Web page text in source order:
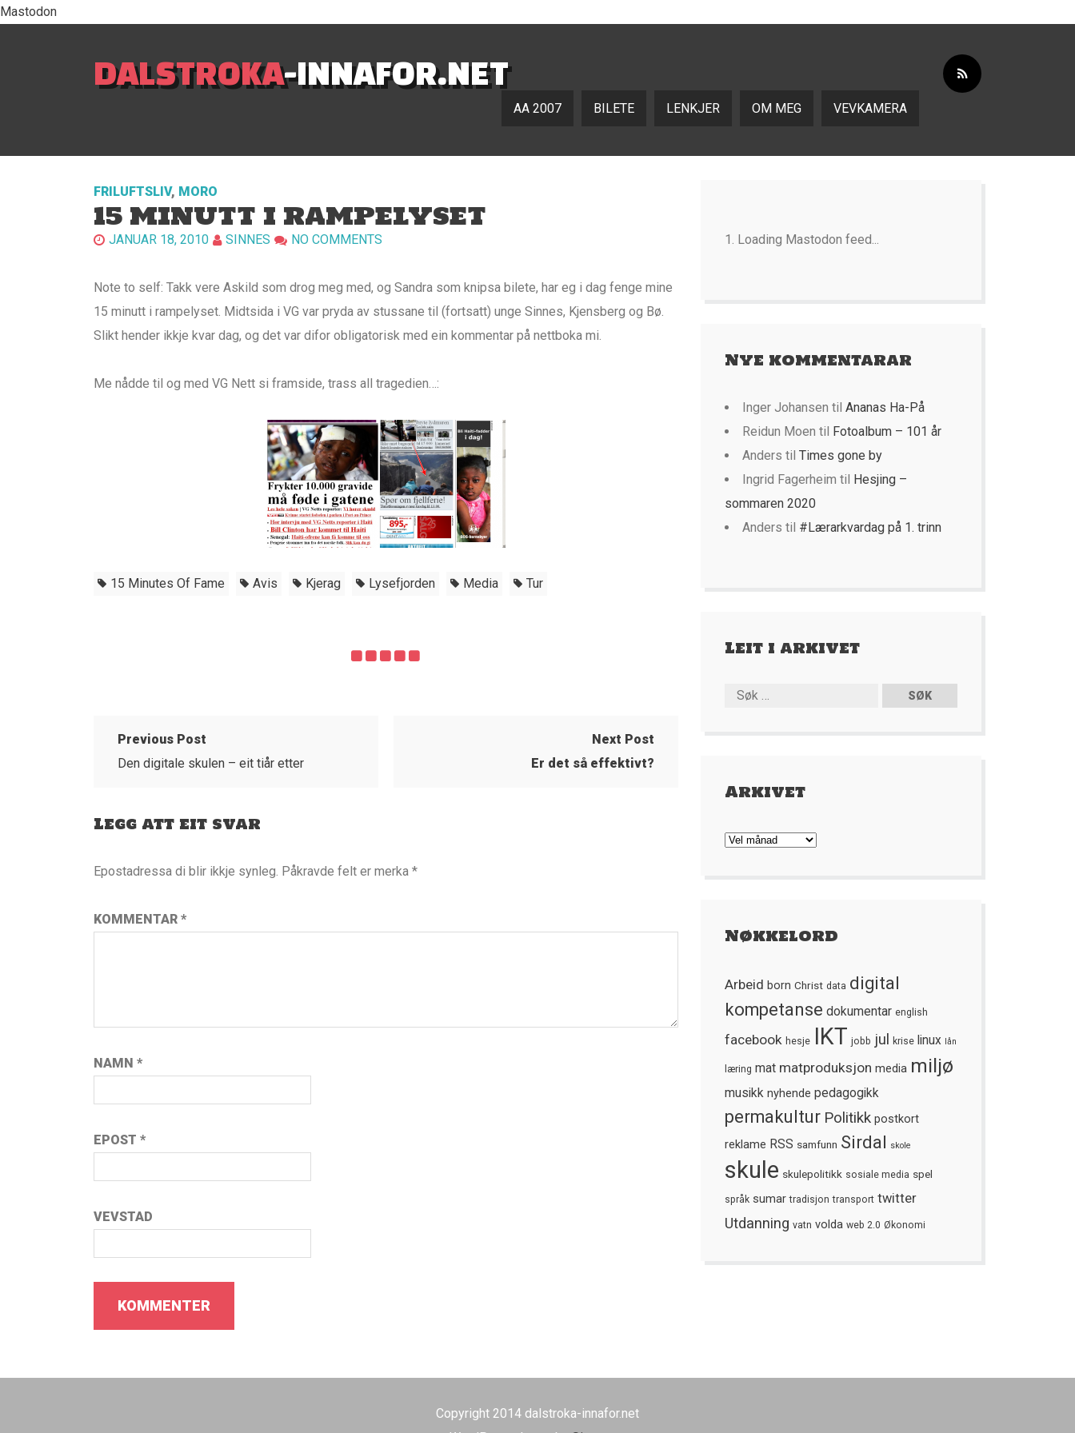
Mastodon
DALSTROKA-INNAFOR.NET
AA 2007 BILETE LENKJER OM MEG VEVKAMERA
FRILUFTSLIV, MORO
15 MINUTT I RAMPELYSET
JANUAR 18, 2010 SINNES NO COMMENTS
Note to self: Takk vere Askild som drog meg med, og Sandra som knipsa bilete, har eg i dag fenge mine
15 minutt i rampelyset. Midtsida i VG var pryda av stussane til (fortsatt) unge Sinnes, Kjensberg og Bø.
Slikt hender ikkje kvar dag, og det var difor obligatorisk med ein kommentar på nettboka mi.
Me nådde til og med VG Nett si framside, trass all tragedien…:
15 Minutes Of Fame Avis Kjerag Lysefjorden Media Tur
Previous Post
Den digitale skulen – eit tiår etter
Next Post
Er det så effektivt?
Legg att eit svar
Epostadressa di blir ikkje synleg. Påkravde felt er merka *
KOMMENTAR *
NAMN *
EPOST *
VEVSTAD
Loading Mastodon feed...
Nye kommentarar
Inger Johansen til Ananas Ha-På
Reidun Moen til Fotoalbum – 101 år
Anders til Times gone by
Ingrid Fagerheim til Hesjing –
sommaren 2020
Anders til #Lærarkvardag på 1. trinn
Leit i arkivet
Arkivet
Arkivet
Nøkkelord
Arbeid born Christ data digital
kompetanse dokumentar english
facebook hesje IKT jobb jul krise linux lån
læring mat matproduksjon media miljø
musikk nyhende pedagogikk
permakultur Politikk postkort
reklame RSS samfunn Sirdal skole
skule skulepolitikk sosiale media spel
språk sumar tradisjon transport twitter
Utdanning vatn volda web 2.0 Økonomi
Copyright 2014 dalstroka-innafor.net